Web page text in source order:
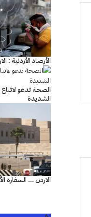
الأرصاد الأردنية :
الصحة تدعو
الشديدة
الاردن … السفارة